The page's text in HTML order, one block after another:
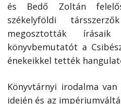
és Bedő Zoltán
székelyföldi
megosztották
könyvbemutatót a
énekeikkel tették
Könyvtárnyi irodalma
idején és az